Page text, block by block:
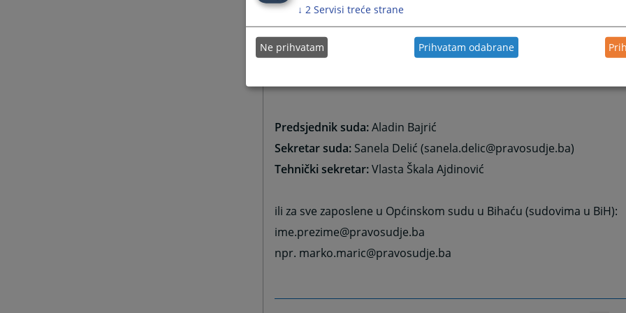
VAŽNA NAPOMENA: e-mail adrese sudase ne mogu koristiti za
kakvihobavijesti, podnesaka, žalbi, taksi jer se iste moraju
Predsjednik suda:Aladin Bajrić
Sekretar suda: Sanela Delić (sanela.delic@pravosudje.ba)
Tehnički sekretar:Vlasta Škala Ajdinović
ili za sve zaposlene u Općinskom sudu u Bihaću (sudovima u BiH):
ime.prezime@pravosudje.ba
npr. marko.maric@pravosudje.ba
↓ 2 Servisi treće strane
Ne prihvatam Prihvatam odabrane